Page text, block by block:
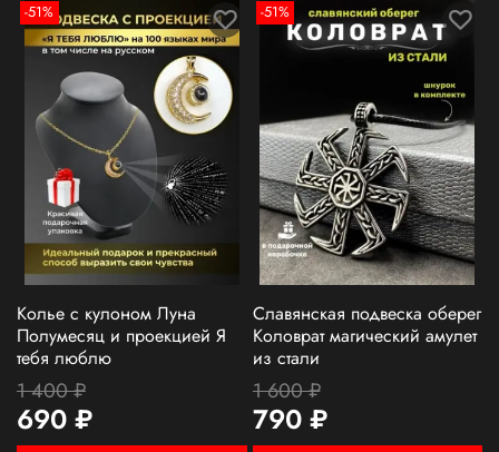
-51%
Колье с кулоном Луна
Полумесяц и проекцией Я
тебя люблю
1 400 ₽
690 ₽
-51%
Славянская подвеска оберег
Коловрат магический амулет
из стали
1 600 ₽
790 ₽